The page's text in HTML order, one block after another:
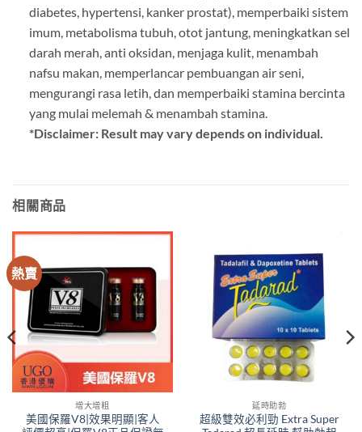
diabetes, hypertensi, kanker prostat), memperbaiki sistem
imum, metabolisma tubuh, otot jantung, meningkatkan sel
darah merah, anti oksidan, menjaga kulit, menambah
nafsu makan, memperlancar pembuangan air seni,
mengurangi rasa letih, dan memperbaiki stamina bercinta
yang mulai melemah & menambah stamina.
*Disclaimer: Result may vary depends on individual.
相關商品
熱賣
增大增粗
美國保羅V8|效果明顯|客人
延時助勃
超級雙效必利勁 Extra Super